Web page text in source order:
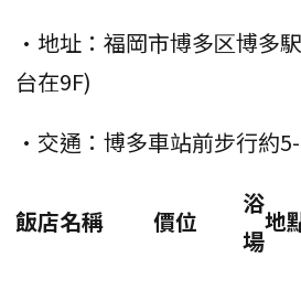
•地址：福岡市博多区博多
台在9F)
•交通：博多車站前步行約
飯店名稱 價位
浴
場
地